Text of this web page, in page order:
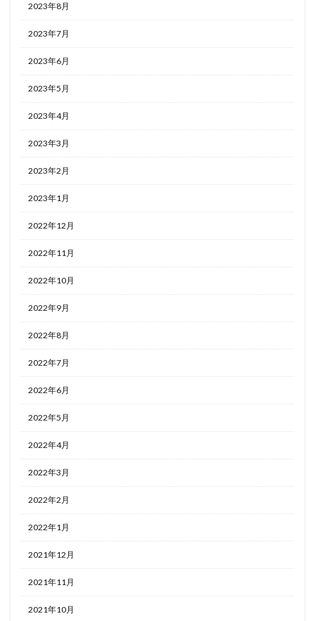
2023年8月
2023年7月
2023年6月
2023年5月
2023年4月
2023年3月
2023年2月
2023年1月
2022年12月
2022年11月
2022年10月
2022年9月
2022年8月
2022年7月
2022年6月
2022年5月
2022年4月
2022年3月
2022年2月
2022年1月
2021年12月
2021年11月
2021年10月